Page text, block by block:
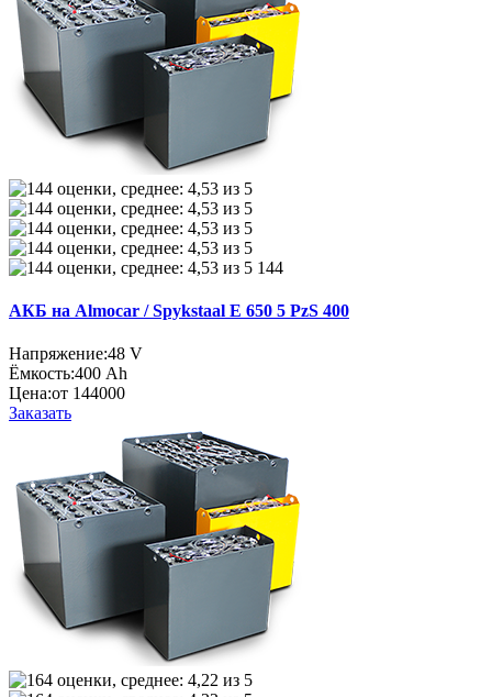
144
АКБ на Almocar / Spykstaal E 650 5 PzS 400
Напряжение:48 V
Ёмкость:400 Ah
Цена:от 144000
Заказать